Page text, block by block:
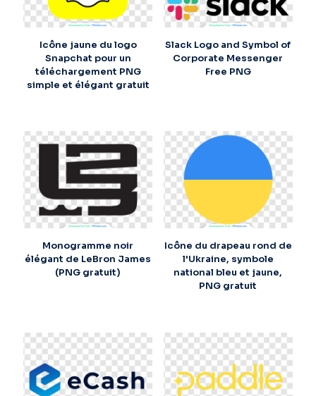
Icône jaune du logo
Snapchat pour un
téléchargement PNG
simple et élégant gratuit
Slack Logo and Symbol of
Corporate Messenger
Free PNG
Monogramme noir
élégant de LeBron James
(PNG gratuit)
Icône du drapeau rond de
l'Ukraine, symbole
national bleu et jaune,
PNG gratuit